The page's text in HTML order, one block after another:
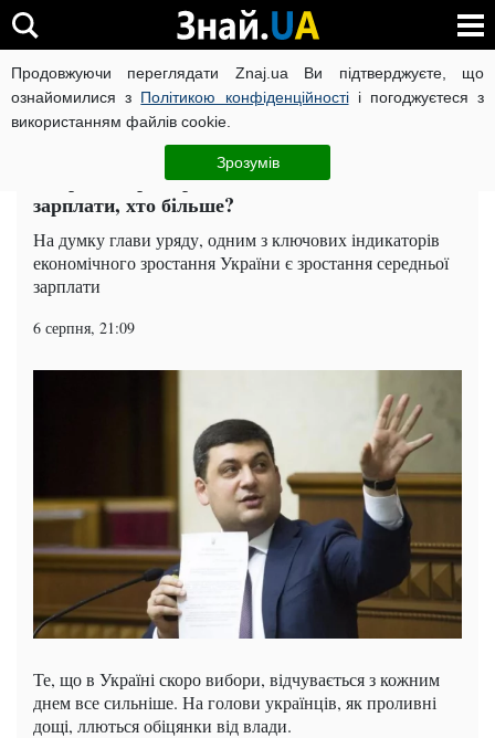
Продовжуючи переглядати Znaj.ua Ви підтверджуєте, що
ознайомилися з Політикою конфіденційностіі погоджуєтеся з
використанням файлів cookie.
Зрозумів
ВІЙНА РОСІЇ ПРОТИ УКРАЇНИ КОРОНАВІРУС В УКРАЇНІ
Політика ЧИТАТЬ НА РУССКОМ
Скоро вибори: Гройсман обіцяє 10 тисяч
зарплати, хто більше?
На думку глави уряду, одним з ключових індикаторів
економічного зростання України є зростання середньої
зарплати
6 серпня, 21:09
Те, що в Україні скоро вибори, відчувається з кожним
днем все сильніше. На голови українців, як проливні
дощі, ллються обіцянки від влади.